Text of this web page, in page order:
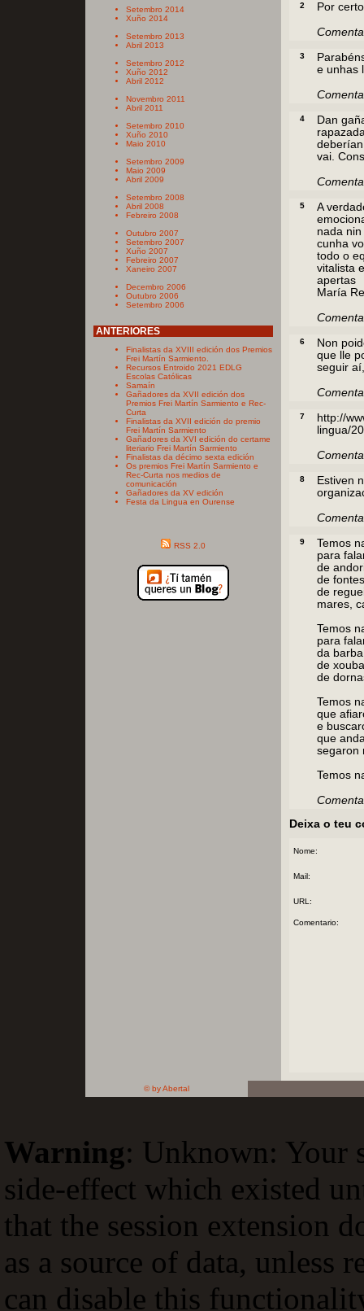
Setembro 2014
Xuño 2014
Setembro 2013
Abril 2013
Setembro 2012
Xuño 2012
Abril 2012
Novembro 2011
Abril 2011
Setembro 2010
Xuño 2010
Maio 2010
Setembro 2009
Maio 2009
Abril 2009
Setembro 2008
Abril 2008
Febreiro 2008
Outubro 2007
Setembro 2007
Xuño 2007
Febreiro 2007
Xaneiro 2007
Decembro 2006
Outubro 2006
Setembro 2006
ANTERIORES
Finalistas da XVIII edición dos Premios
Frei Martín Sarmiento.
Recursos Entroido 2021 EDLG
Escolas Católicas
Samaín
Gañadores da XVII edición dos
Premios Frei Martín Sarmiento e Rec-
Curta
Finalistas da XVII edición do premio
Frei Martín Sarmiento
Gañadores da XVI edición do certame
literiario Frei Martín Sarmiento
Finalistas da décimo sexta edición
Os premios Frei Martín Sarmiento e
Rec-Curta nos medios de
comunicación
Gañadores da XV edición
Festa da Lingua en Ourense
RSS 2.0
2 Por
3
e unhas
4
Dan
vai.
5
A
nada
cunha
todo o
vitalista
apertas
María
6
Non
que lle
seguir
7
http://
lingua/
8
Estiven
9
Temos
para
de
de
de
mares,
Temos
para
da
de
de
Temos
que
e
que
segaron
Temos
Deixa o teu
Nome:
Mail:
URL:
Comentario:
© by Abertal
Warning: Unknown: Your
side-effect which existed
that the session extension
as a source of data, unless
can disable this